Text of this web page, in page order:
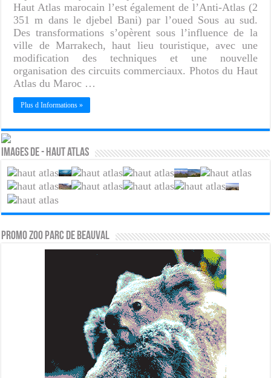
Haut Atlas marocain l’est également de l’Anti-Atlas (2
351 m dans le djebel Bani) par l’oued Sous au sud.
Des transformations s’opèrent sous l’influence de la
ville de Marrakech, haut lieu touristique, avec une
modification des techniques et une nouvelle
organisation des circuits commerciaux. Photos du Haut
Atlas du Maroc …
Plus d Informations »
Images de - Haut atlas
PROMO ZOO PARC DE BEAUVAL